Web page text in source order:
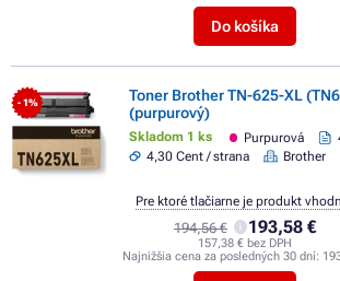
Do košíka
- 1%
Toner Brother TN-625-XL
(purpurový)
Skladom 1 ks Purpurová
4,30 Cent / strana
Brother
194,56 € 193,58 €
157,38 € bez DPH
Najnižšia cena za posledných 30 dní:
Pre ktoré tlačiarne je produkt